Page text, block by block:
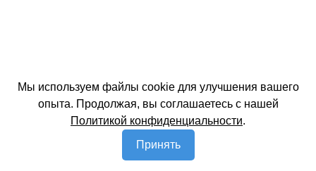
Мы используем файлы cookie для улучшения вашего
опыта. Продолжая, вы соглашаетесь с нашей
Политикой конфиденциальности.
Принять